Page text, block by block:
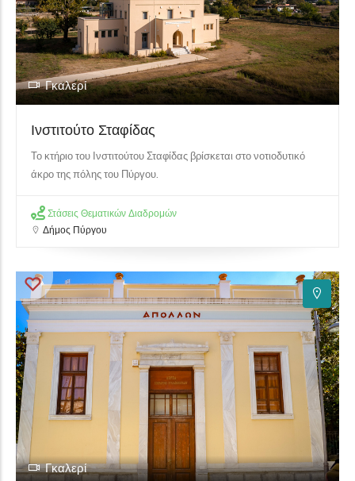
Γκαλερί
Ινστιτούτο Σταφίδας
Το κτήριο του Ινστιτούτου Σταφίδας βρίσκεται στο νοτιοδυτικό
άκρο της πόλης του Πύργου.
Στάσεις Θεματικών Διαδρομών
Δήμος Πύργου
Γκαλερί